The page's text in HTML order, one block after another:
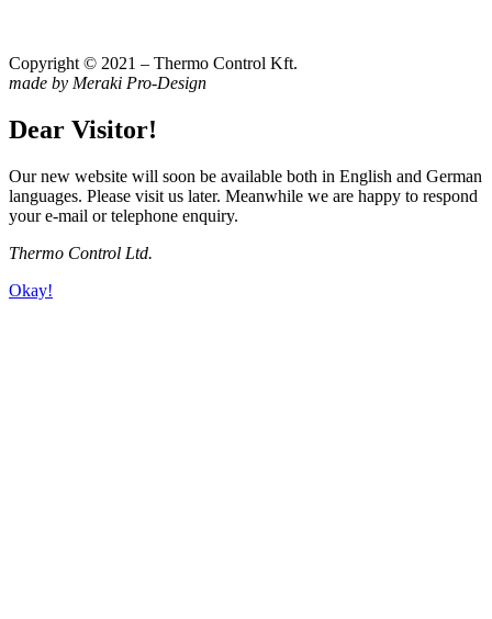
Copyright © 2021 – Thermo Control Kft.
made by Meraki Pro-Design
Dear Visitor!
Our new website will soon be available both in English and German
languages. Please visit us later. Meanwhile we are happy to respond
your e-mail or telephone enquiry.
Thermo Control Ltd.
Okay!